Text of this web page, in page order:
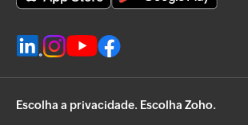
Escolha a privacidade. Escolha Zoho.